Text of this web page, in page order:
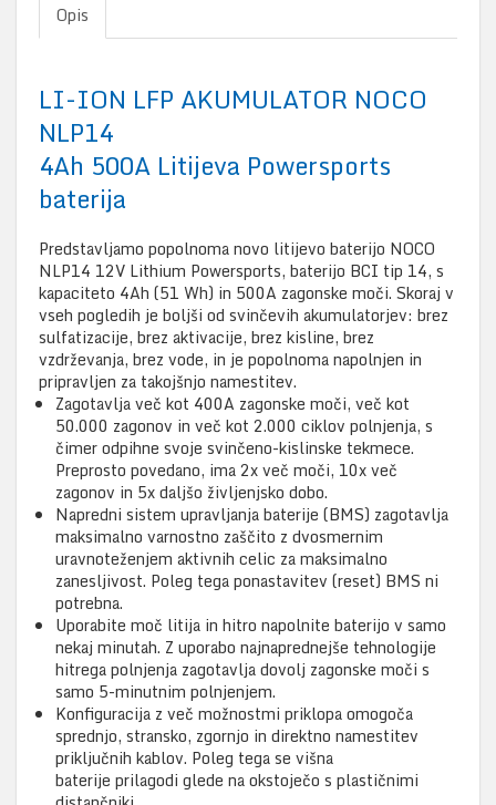
Opis
LI-ION LFP AKUMULATOR NOCO
NLP14
4Ah 500A Litijeva Powersports
baterija
Predstavljamo popolnoma novo litijevo baterijo NOCO
NLP14 12V Lithium Powersports, baterijo BCI tip 14, s
kapaciteto 4Ah (51 Wh) in 500A zagonske moči. Skoraj v
vseh pogledih je boljši od svinčevih akumulatorjev: brez
sulfatizacije, brez aktivacije, brez kisline, brez
vzdrževanja, brez vode, in je popolnoma napolnjen in
pripravljen za takojšnjo namestitev.
Zagotavlja več kot 400A zagonske moči, več kot
50.000 zagonov in več kot 2.000 ciklov polnjenja, s
čimer odpihne svoje svinčeno-kislinske tekmece.
Preprosto povedano, ima 2x več moči, 10x več
zagonov in 5x daljšo življenjsko dobo.
Napredni sistem upravljanja baterije (BMS) zagotavlja
maksimalno varnostno zaščito z dvosmernim
uravnoteženjem aktivnih celic za maksimalno
zanesljivost. Poleg tega ponastavitev (reset) BMS ni
potrebna.
Uporabite moč litija in hitro napolnite baterijo v samo
nekaj minutah. Z uporabo najnaprednejše tehnologije
hitrega polnjenja zagotavlja dovolj zagonske moči s
samo 5-minutnim polnjenjem.
Konfiguracija z več možnostmi priklopa omogoča
sprednjo, stransko, zgornjo in direktno namestitev
priključnih kablov. Poleg tega se višna
baterije prilagodi glede na okstoječo s plastičnimi